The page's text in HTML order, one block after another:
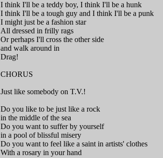
I think I'll be a teddy boy, I think I'll be a hunk
I think I'll be a tough guy and I think I'll be a punk
I might just be a fashion star
All dressed in frilly rags
Or perhaps I'll cross the other side
and walk around in
Drag!
CHORUS
Just like somebody on T.V.!
Do you like to be just like a rock
in the middle of the sea
Do you want to suffer by yourself
in a pool of blissful misery
Do you want to feel like a saint in artists' clothes
With a rosary in your hand